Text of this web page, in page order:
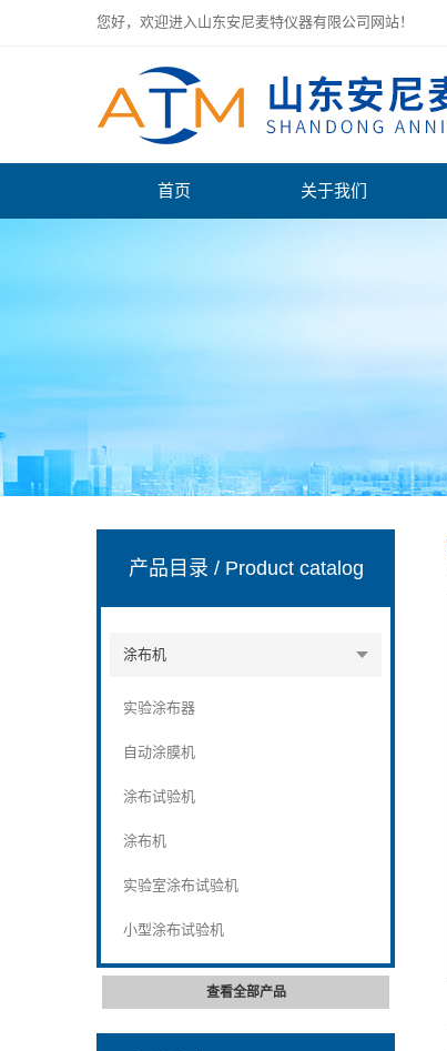
您好，欢迎进入山东安尼麦特仪器有限公司网站！
首页 关于我们
产品目录 / Product catalog
涂布机
实验涂布器
自动涂膜机
涂布试验机
涂布机
实验室涂布试验机
小型涂布试验机
查看全部产品